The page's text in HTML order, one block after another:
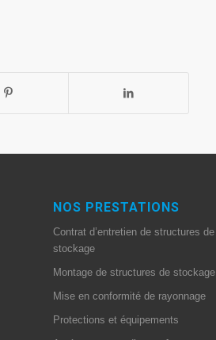
NOS PRESTATIONS
Contrat d’entretien de structures de
stockage
Montage de structures de stockage
Mise en conformité de rayonnage
Protections et équipements